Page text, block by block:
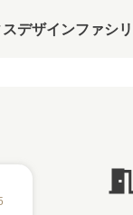
スデザインファシ